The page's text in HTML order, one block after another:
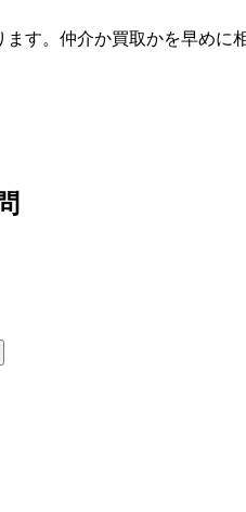
す。仲介か買取かを早め